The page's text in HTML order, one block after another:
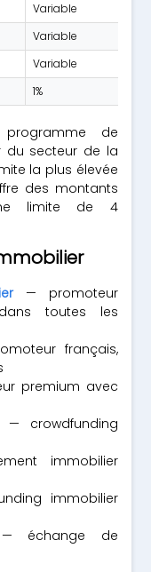
Variable
Variable
Variable
1%
de
du secteur de la
la plus élevée
des montants
limite de 4
— promoteur
toutes les
français,
premium avec
crowdfunding
immobilier
immobilier
échange de